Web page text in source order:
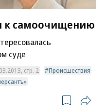
к самоочищению
суде
стр. 2
Происшествия